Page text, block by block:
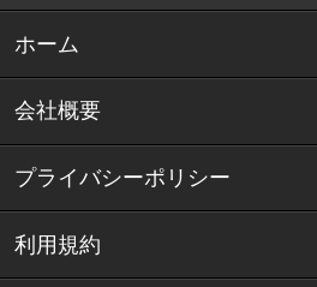
ホーム
会社概要
プライバシーポリシー
利用規約